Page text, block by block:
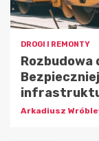
DROGI I REMONTY
Rozbudowa
Arkadiusz